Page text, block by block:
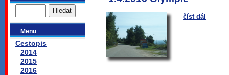
Menu
Cestopis
2014
2015
2016
číst dál